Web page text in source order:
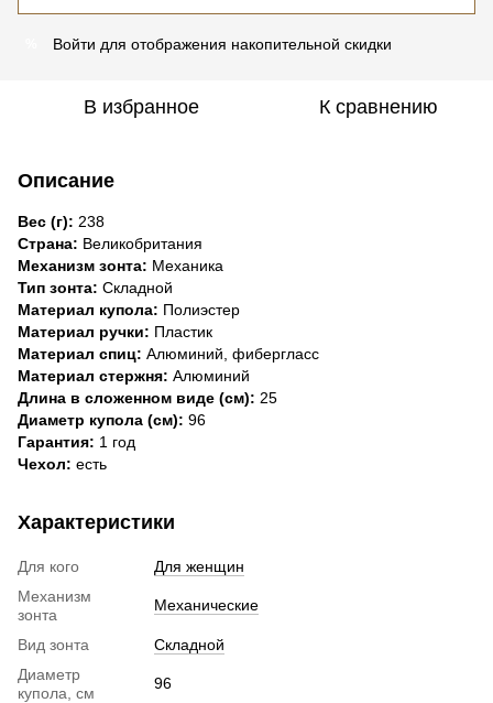
Войти для отображения накопительной скидки
В избранное К сравнению
Описание
Вес (г): 238
Страна: Великобритания
Механизм зонта: Механика
Тип зонта: Складной
Материал купола: Полиэстер
Материал ручки: Пластик
Материал спиц: Алюминий, фибергласс
Материал стержня: Алюминий
Длина в сложенном виде (см): 25
Диаметр купола (см): 96
Гарантия: 1 год
Чехол: есть
Характеристики
Для кого
Для женщин
Механизм
зонта
Механические
Вид зонта
Складной
Диаметр
купола, см
96